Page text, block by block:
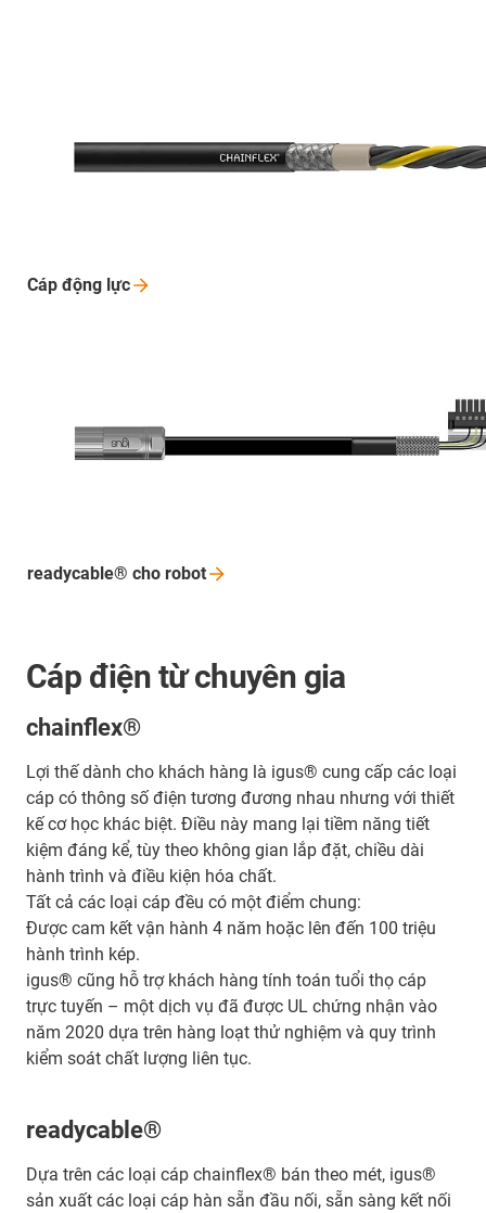
Cáp động lực
readycable® cho robot
Cáp điện từ chuyên gia
chainflex®
Lợi thế dành cho khách hàng là igus® cung cấp các loại
cáp có thông số điện tương đương nhau nhưng với thiết
kế cơ học khác biệt. Điều này mang lại tiềm năng tiết
kiệm đáng kể, tùy theo không gian lắp đặt, chiều dài
hành trình và điều kiện hóa chất.
Tất cả các loại cáp đều có một điểm chung:
Được cam kết vận hành 4 năm hoặc lên đến 100 triệu
hành trình kép.
igus® cũng hỗ trợ khách hàng tính toán tuổi thọ cáp
trực tuyến – một dịch vụ đã được UL chứng nhận vào
năm 2020 dựa trên hàng loạt thử nghiệm và quy trình
kiểm soát chất lượng liên tục.
readycable®
Dựa trên các loại cáp chainflex® bán theo mét, igus®
sản xuất các loại cáp hàn sẵn đầu nối, sẵn sàng kết nối